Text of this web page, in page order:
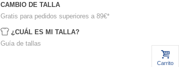
CAMBIO DE TALLA
Gratis para pedidos superiores a 89€*
¿CUÁL ES MI TALLA?
Guía de tallas
Carrito